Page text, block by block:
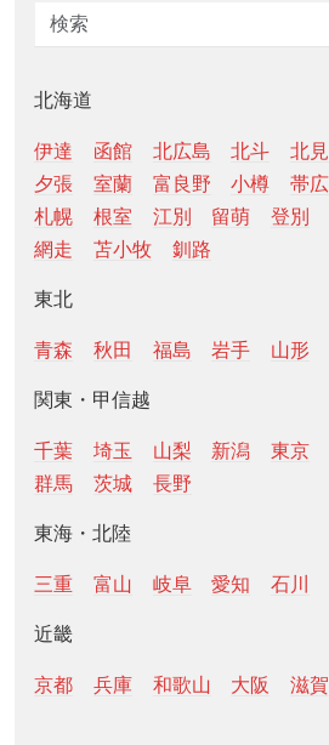
北海道
伊達 函館 北広島 北斗 北見
夕張
室蘭 富良野 小樽 帯広
札幌
根室 江別 留萌 登別
網走
苫小牧 釧路
東北
青森 秋田 福島 岩手 山形
関東・甲信越
千葉 埼玉 山梨 新潟 東京
群馬
茨城 長野
東海・北陸
三重 富山 岐阜 愛知 石川
近畿
京都 兵庫 和歌山 大阪 滋賀